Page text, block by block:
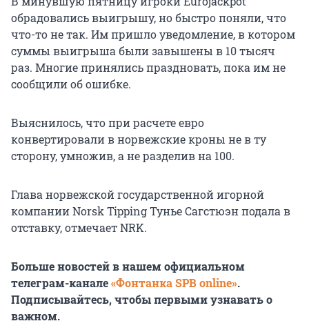
обрадовались выигрышу, но быстро поняли, что
что-то не так. Им пришло уведомление, в котором
суммы выигрыша были завышены в 10 тысяч
раз. Многие принялись праздновать, пока им не
сообщили об ошибке.
Выяснилось, что при расчете евро
конвертировали в норвежские кроны не в ту
сторону, умножив, а не разделив на 100.
Глава норвежской государственной игорной
компании Norsk Tipping Тунье Сагстюэн подала в
отставку, отмечает NRK.
Больше новостей в нашем официальном
телеграм-канале«Фонтанка SPB online».
Подписывайтесь, чтобы первыми узнавать о
важном.